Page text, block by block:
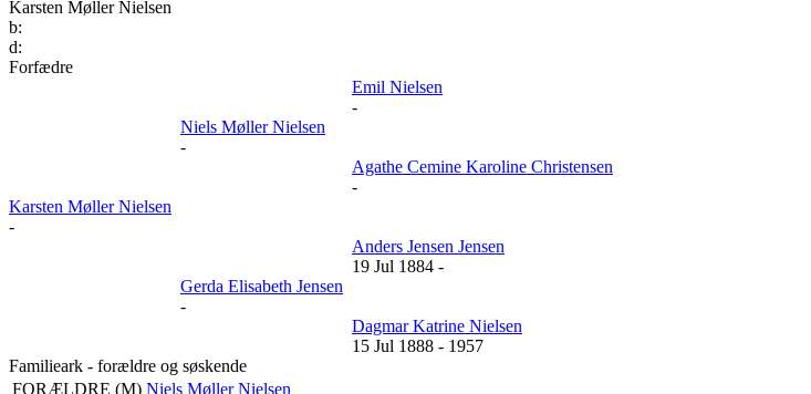
Karsten Møller Nielsen
b:
d:
Forfædre
Emil Nielsen
-
Niels Møller Nielsen
-
Agathe Cemine Karoline Christensen
-
Karsten Møller Nielsen
-
Anders Jensen Jensen
19 Jul 1884 -
Gerda Elisabeth Jensen
-
Dagmar Katrine Nielsen
15 Jul 1888 - 1957
Familieark - forældre og søskende
FORÆLDRE (M) Niels Møller Nielsen